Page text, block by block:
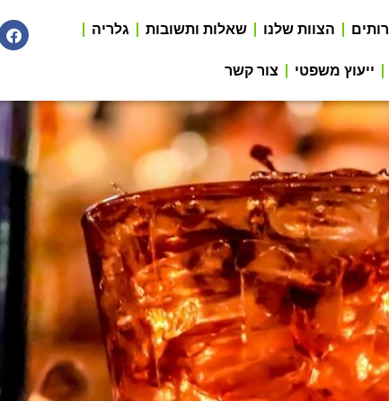
הצוות שלנו שאלות ותשובות גלריה
ייעוץ משפטי צור קשר